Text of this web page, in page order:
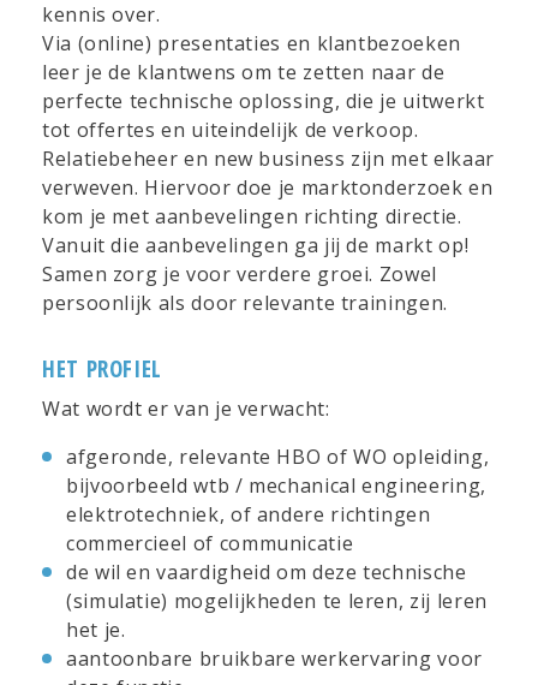
kennis over.
Via (online) presentaties en klantbezoeken
leer je de klantwens om te zetten naar de
perfecte technische oplossing, die je uitwerkt
tot offertes en uiteindelijk de verkoop.
Relatiebeheer en new business zijn met elkaar
verweven. Hiervoor doe je marktonderzoek en
kom je met aanbevelingen richting directie.
Vanuit die aanbevelingen ga jij de markt op!
Samen zorg je voor verdere groei. Zowel
persoonlijk als door relevante trainingen.
HET PROFIEL
Wat wordt er van je verwacht:
afgeronde, relevante HBO of WO opleiding,
bijvoorbeeld wtb / mechanical engineering,
elektrotechniek, of andere richtingen
commercieel of communicatie
de wil en vaardigheid om deze technische
(simulatie) mogelijkheden te leren, zij leren
het je.
aantoonbare bruikbare werkervaring voor